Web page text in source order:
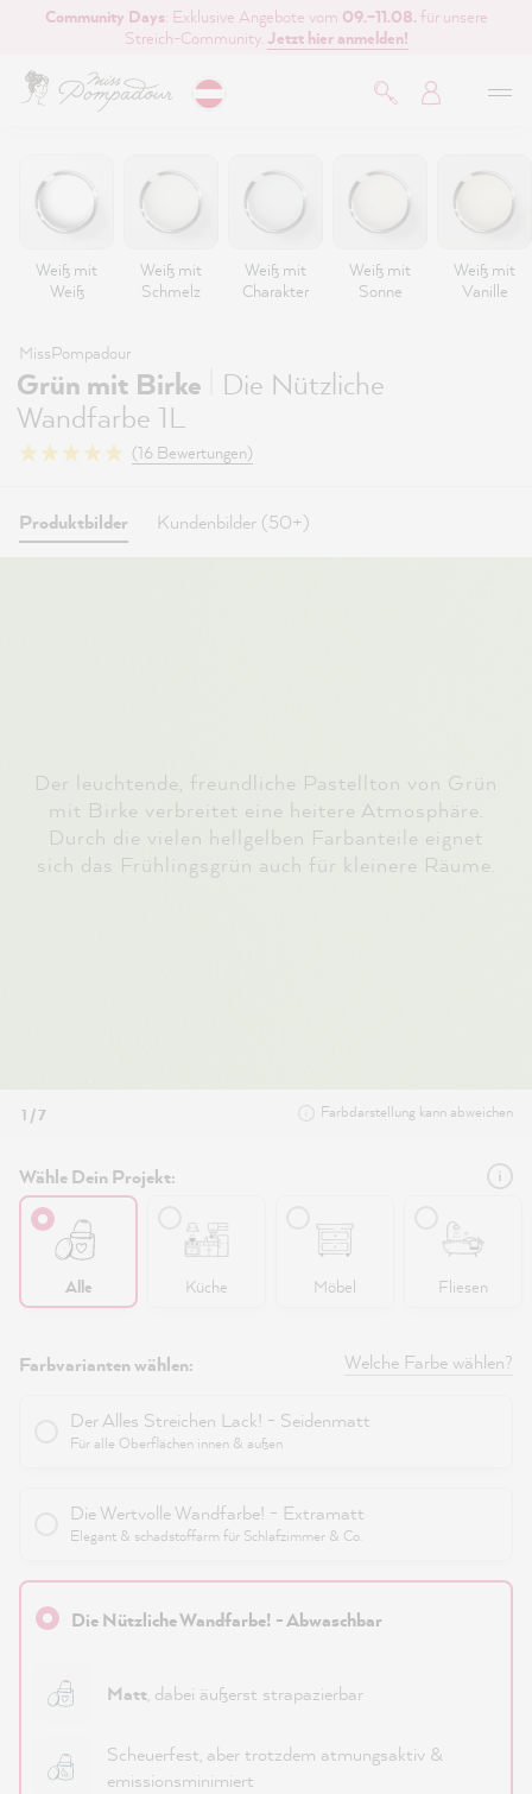
springen
Community Days: Exklusive Angebote vom 09.–11.08. für unsere
Streich-Community. Jetzt hier anmelden!
Weiß mit
Weiß
Weiß mit
Schmelz
Weiß mit
Charakter
Weiß mit
Sonne
Weiß mit
Vanille
MissPompadour
Grün mit Birke
Die Nützliche
Wandfarbe 1L
(16 Bewertungen)
Produktbilder Kundenbilder (50+)
Der leuchtende, freundliche Pastellton von Grün
mit Birke verbreitet eine heitere Atmosphäre.
Durch die vielen hellgelben Farbanteile eignet
sich das Frühlingsgrün auch für kleinere Räume.
1 / 7 Farbdarstellung kann abweichen
Wähle Dein Projekt:
Alle Küche Möbel Fliesen
Farbvarianten wählen: Welche Farbe wählen?
Der Alles Streichen Lack! - Seidenmatt
Für alle Oberflächen innen & außen
Die Wertvolle Wandfarbe! - Extramatt
Elegant & schadstoffarm für Schlafzimmer & Co.
Die Nützliche Wandfarbe! - Abwaschbar
Matt, dabei äußerst strapazierbar
Scheuerfest, aber trotzdem atmungsaktiv &
emissionsminimiert